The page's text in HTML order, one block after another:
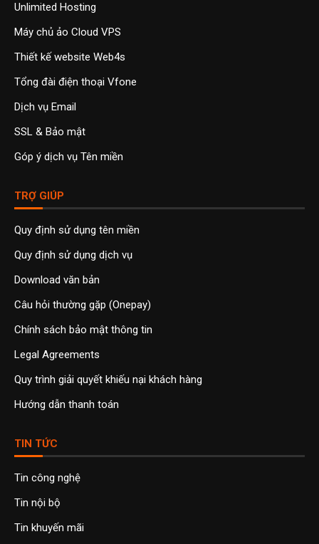
Unlimited Hosting
Máy chủ ảo Cloud VPS
Thiết kế website Web4s
Tổng đài điện thoại Vfone
Dịch vụ Email
SSL & Bảo mật
Góp ý dịch vụ Tên miền
TRỢ GIÚP
Quy định sử dụng tên miền
Quy định sử dụng dịch vụ
Download văn bản
Câu hỏi thường gặp (Onepay)
Chính sách bảo mật thông tin
Legal Agreements
Quy trình giải quyết khiếu nại khách hàng
Hướng dẫn thanh toán
TIN TỨC
Tin công nghệ
Tin nội bộ
Tin khuyến mãi